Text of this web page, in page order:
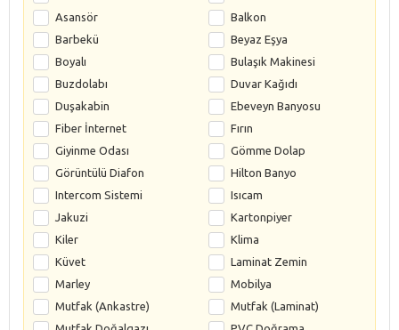
Asansör
Balkon
Barbekü
Beyaz Eşya
Boyalı
Bulaşık Makinesi
Buzdolabı
Duvar Kağıdı
Duşakabin
Ebeveyn Banyosu
Fiber İnternet
Fırın
Giyinme Odası
Gömme Dolap
Görüntülü Diafon
Hilton Banyo
Intercom Sistemi
Isıcam
Jakuzi
Kartonpiyer
Kiler
Klima
Küvet
Laminat Zemin
Marley
Mobilya
Mutfak (Ankastre)
Mutfak (Laminat)